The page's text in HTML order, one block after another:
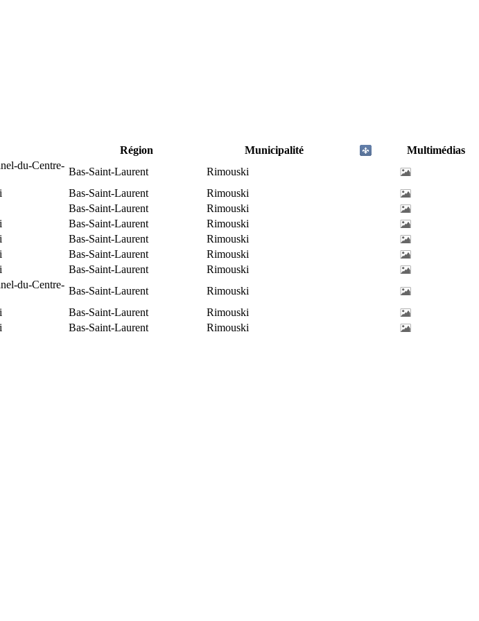
Région Municipalité
Multimédias
du-Centre-
Bas-Saint-Laurent
Rimouski
Bas-Saint-Laurent
Rimouski
Bas-Saint-Laurent
Rimouski
Bas-Saint-Laurent
Rimouski
Bas-Saint-Laurent
Rimouski
Bas-Saint-Laurent
Rimouski
Bas-Saint-Laurent
Rimouski
du-Centre-
Bas-Saint-Laurent
Rimouski
Bas-Saint-Laurent
Rimouski
Bas-Saint-Laurent Rimouski